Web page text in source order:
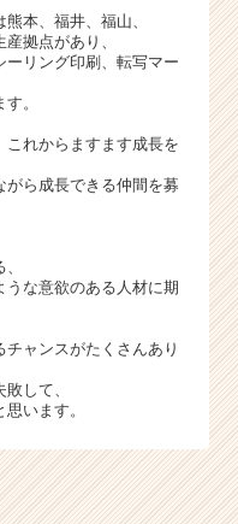
本、福井、福山、
拠点があり、
ーリング印刷、転写マー
。
れからますます成長を
がら成長できる仲間を募
な意欲のある人材に期
ャンスがたくさんあり
して、
います。